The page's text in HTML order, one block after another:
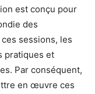
est conçu pour
des
sessions, les
pratiques et
Par conséquent,
en œuvre ces